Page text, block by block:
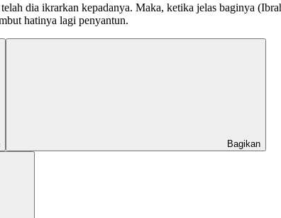
dia ikrarkan kepadanya. Maka, ketika jelas baginya
hatinya lagi penyantun.
Bagikan